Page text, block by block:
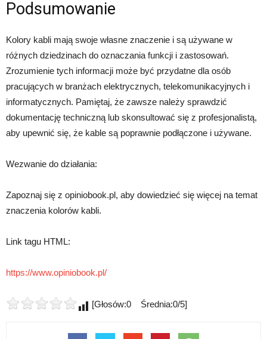
Podsumowanie
Kolory kabli mają swoje własne znaczenie i są używane w
różnych dziedzinach do oznaczania funkcji i zastosowań.
Zrozumienie tych informacji może być przydatne dla osób
pracujących w branżach elektrycznych, telekomunikacyjnych i
informatycznych. Pamiętaj, że zawsze należy sprawdzić
dokumentację techniczną lub skonsultować się z profesjonalistą,
aby upewnić się, że kable są poprawnie podłączone i używane.
Wezwanie do działania:
Zapoznaj się z opiniobook.pl, aby dowiedzieć się więcej na temat
znaczenia kolorów kabli.
Link tagu HTML:
https://www.opiniobook.pl/
[Głosów:0 Średnia:0/5]